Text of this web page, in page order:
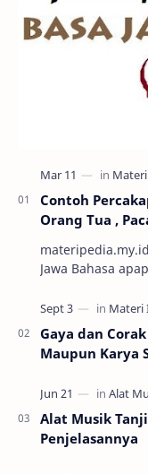
Contoh
Orang Tua ,
Jawa Bahasa
Gaya dan
Maupun Karya
Alat Musik
Penjelasannya